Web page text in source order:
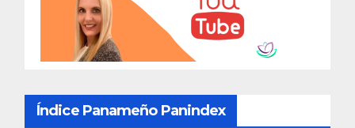
Índice Panameño Panindex